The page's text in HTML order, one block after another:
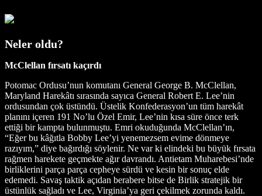
Neler oldu?
McClellan fırsatı kaçırdı
Potomac Ordusu’nun komutanı General George B. McClellan,
Maryland Harekâtı sırasında sayıca General Robert E. Lee’nin
ordusundan çok üstündü. Üstelik Konfederasyon’un tüm harekât
planını içeren 191 No’lu Özel Emir, Lee’nin kısa süre önce terk
ettiği bir kampta bulunmuştu. Emri okuduğunda McClellan’ın,
“Eğer bu kâğıtla Bobby Lee’yi yenemezsem evime dönmeye
razıyım,” diye bağırdığı söylenir. Ne var ki elindeki bu büyük fırsata
rağmen harekete geçmekte ağır davrandı. Antietam Muharebesi’nde
birliklerini parça parça cepheye sürdü ve kesin bir sonuç elde
edemedi. Savaş taktik açıdan berabere bitse de Birlik stratejik bir
üstünlük sağladı ve Lee, Virginia’ya geri çekilmek zorunda kaldı.